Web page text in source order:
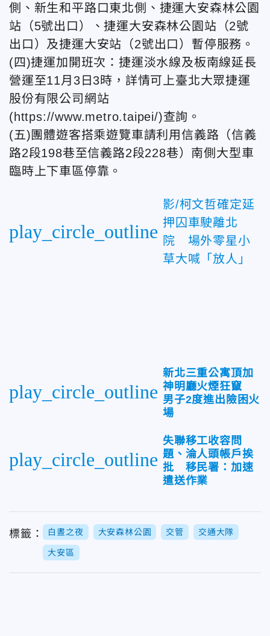
側、新生和平路口東北側、捷運大安森林公園
站（5號出口）、捷運大安森林公園站（2號
出口）及捷運大安站（2號出口）暫停服務。
(四)捷運加開班次：捷運淡水線及板南線延長
營運至11月3日3時，詳情可上臺北大眾捷運
股份有限公司網站
(https://www.metro.taipei/)查詢。
(五)團體遊客搭乘遊覽車請利用信義路（信義
路2段198巷至信義路2段228巷）南側大型車
臨時上下車區停靠。
play_circle_outline
影/柯文哲確定延
押囚車駛離北
院 場外零星小
草大喊「放人」
play_circle_outline
新北三重公寓頂加
神明廳火煙狂竄
男子2度進出險困火
場
play_circle_outline
失聯移工收容問
題、淪人頭帳戶挨
批 移民署：加速
遣送作業
標籤： 白晝之夜 大安森林公園 交管 交通大隊
大安區